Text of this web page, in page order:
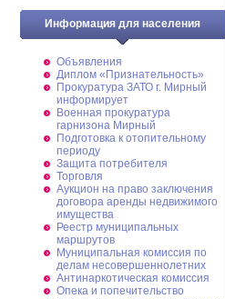
Информация для населения
Объявления
Диплом «Признательность»
Прокуратура ЗАТО г. Мирный
информирует
Военная прокуратура
гарнизона Мирный
Подготовка к отопительному
периоду
Защита потребителя
Торговля
Аукцион на право заключения
договора аренды недвижимого
имущества
Реестр муниципальных
маршрутов
Муниципальная комиссия по
делам несовершеннолетних
Антинаркотическая комиссия
Опека и попечительство